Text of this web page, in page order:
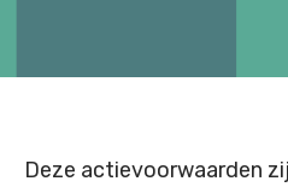
Deze actievoorwaarden